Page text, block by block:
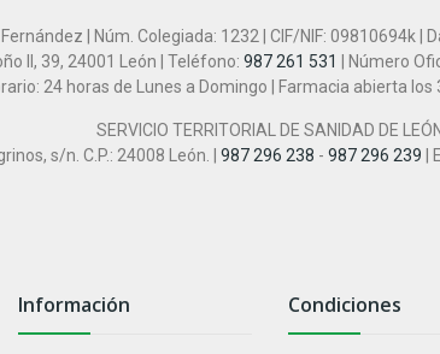
| Núm. Colegiada: 1232 | CIF/NIF: 09810694k |
II, 39, 24001 León | Teléfono: 987 261 531
| Número
24 horas de Lunes a Domingo | Farmacia abierta los
SERVICIO TERRITORIAL DE SANIDAD DE LEÓN
s/n. C.P.: 24008 León. | 987 296 238 - 987 296 239 |
Información Condiciones